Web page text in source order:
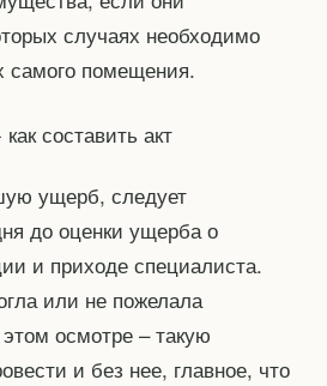
случаях необходимо
самого помещения.
ущерб, следует
до оценки ущерба о
и приходе специалиста.
или не пожелала
осмотре – такую
и без нее, главное, что